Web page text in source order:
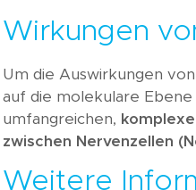
Wirkungen
Um die Auswirkungen
auf die molekulare
umfangreichen,
zwischen Nervenzellen
Weitere